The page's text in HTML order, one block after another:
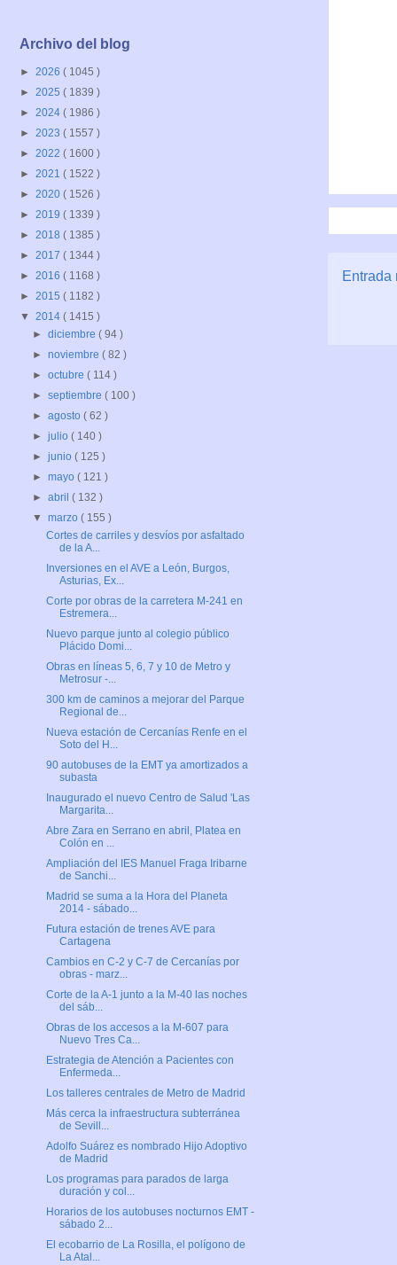
Entrada
Archivo del blog
► 2026 ( 1045 )
► 2025 ( 1839 )
► 2024 ( 1986 )
► 2023 ( 1557 )
► 2022 ( 1600 )
► 2021 ( 1522 )
► 2020 ( 1526 )
► 2019 ( 1339 )
► 2018 ( 1385 )
► 2017 ( 1344 )
► 2016 ( 1168 )
► 2015 ( 1182 )
▼ 2014 ( 1415 )
►diciembre( 94 )
►noviembre( 82 )
►octubre( 114 )
►septiembre( 100 )
►agosto( 62 )
►julio( 140 )
►junio( 125 )
►mayo( 121 )
►abril( 132 )
▼marzo( 155 )
Cortes de carriles y desvíos por asfaltado
de la A...
Inversiones en el AVE a León, Burgos,
Asturias, Ex...
Corte por obras de la carretera M-241 en
Estremera...
Nuevo parque junto al colegio público
Plácido Domi...
Obras en líneas 5, 6, 7 y 10 de Metro y
Metrosur -...
300 km de caminos a mejorar del Parque
Regional de...
Nueva estación de Cercanías Renfe en el
Soto del H...
90 autobuses de la EMT ya amortizados a
subasta
Inaugurado el nuevo Centro de Salud 'Las
Margarita...
Abre Zara en Serrano en abril, Platea en
Colón en ...
Ampliación del IES Manuel Fraga Iribarne
de Sanchi...
Madrid se suma a la Hora del Planeta
2014 - sábado...
Futura estación de trenes AVE para
Cartagena
Cambios en C-2 y C-7 de Cercanías por
obras - marz...
Corte de la A-1 junto a la M-40 las noches
del sáb...
Obras de los accesos a la M-607 para
Nuevo Tres Ca...
Estrategia de Atención a Pacientes con
Enfermeda...
Los talleres centrales de Metro de Madrid
Más cerca la infraestructura subterránea
de Sevill...
Adolfo Suárez es nombrado Hijo Adoptivo
de Madrid
Los programas para parados de larga
duración y col...
Horarios de los autobuses nocturnos EMT -
sábado 2...
El ecobarrio de La Rosilla, el polígono de
La Atal...